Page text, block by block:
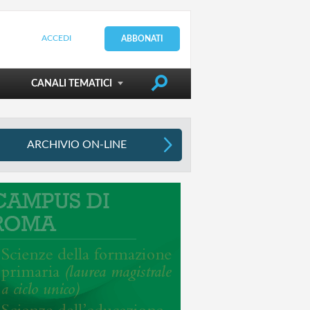
ACCEDI ABBONATI
DIRIGERE LA SCUOLA
CANALI TEMATICI
ARCHIVIO ON-LINE